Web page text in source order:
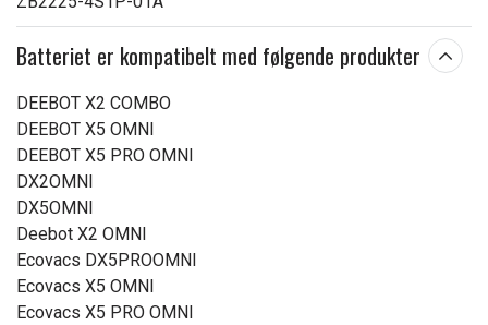
Batteriet er kompatibelt med følgende produkter
DEEBOT X2 COMBO
DEEBOT X5 OMNI
DEEBOT X5 PRO OMNI
DX2OMNI
DX5OMNI
Deebot X2 OMNI
Ecovacs DX5PROOMNI
Ecovacs X5 OMNI
Ecovacs X5 PRO OMNI